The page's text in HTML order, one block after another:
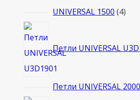
товаров
UNIVERSAL 1500 44
Петли UNIVERSAL
Петли UNIVERSAL 2000